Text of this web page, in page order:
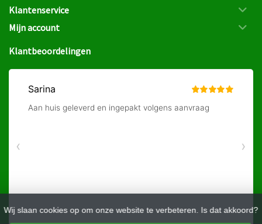
Wij slaan cookies op om onze website te verbeteren. Is dat akkoord?
Klantenservice
Mijn account
Klantbeoordelingen